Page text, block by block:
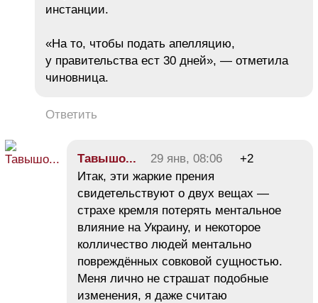
инстанции.
«На то, чтобы подать апелляцию,
у правительства ест 30 дней», — отметила
чиновница.
Ответить
Тавышо... 29 янв, 08:06
+2
Итак, эти жаркие прения
свидетельствуют о двух вещах —
страхе кремля потерять ментальное
влияние на Украину, и некоторое
колличество людей ментально
повреждённых совковой сущностью.
Меня лично не страшат подобные
изменения, я даже считаю